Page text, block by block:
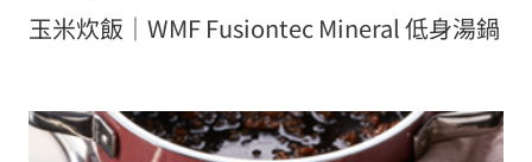
玉米炊飯｜WMF Fusiontec Mineral 低身湯鍋